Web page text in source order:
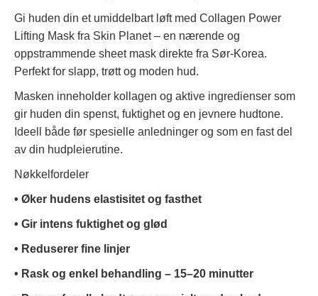
Gi huden din et umiddelbart løft med Collagen Power
Lifting Mask fra Skin Planet – en nærende og
oppstrammende sheet mask direkte fra Sør-Korea.
Perfekt for slapp, trøtt og moden hud.
Masken inneholder kollagen og aktive ingredienser som
gir huden din spenst, fuktighet og en jevnere hudtone.
Ideell både før spesielle anledninger og som en fast del
av din hudpleierutine.
Nøkkelfordeler
• Øker hudens elastisitet og fasthet
• Gir intens fuktighet og glød
• Reduserer fine linjer
• Rask og enkel behandling – 15–20 minutter